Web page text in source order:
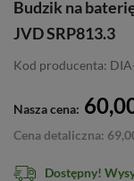
Budzik na
JVD SRP813.3
Kod producenta:
Nasza cena:
Cena detaliczna:
Dostępny!